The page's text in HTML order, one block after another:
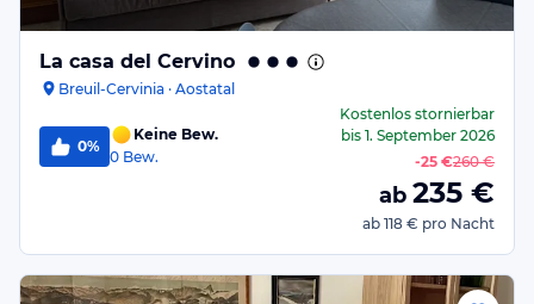
La casa del Cervino
Breuil-Cervinia · Aostatal
0%
Keine Bew.
0 Bew.
Kostenlos stornierbar
bis 1. September 2026
-25 €260 €
ab 235 €
ab 118 € pro Nacht